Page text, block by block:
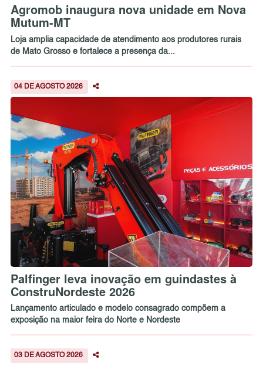
Agromob inaugura nova unidade em Nova
Mutum-MT
Loja amplia capacidade de atendimento aos produtores rurais
de Mato Grosso e fortalece a presença da...
04 DE AGOSTO 2026
Palfinger leva inovação em guindastes à
ConstruNordeste 2026
Lançamento articulado e modelo consagrado compõem a
exposição na maior feira do Norte e Nordeste
03 DE AGOSTO 2026